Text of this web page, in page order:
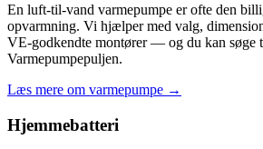
En luft-til-vand varmepumpe er ofte den
opvarmning. Vi hjælper med valg,
VE-godkendte montører — og du kan søge
Varmepumpepuljen.
Læs mere om varmepumpe →
Hjemmebatteri